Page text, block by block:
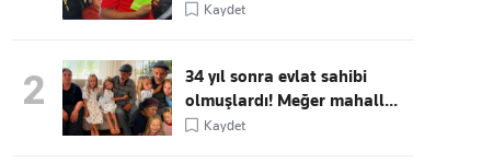
Kaydet
2
34 yıl sonra evlat sahibi
olmuşlardı! Meğer mahall...
Kaydet